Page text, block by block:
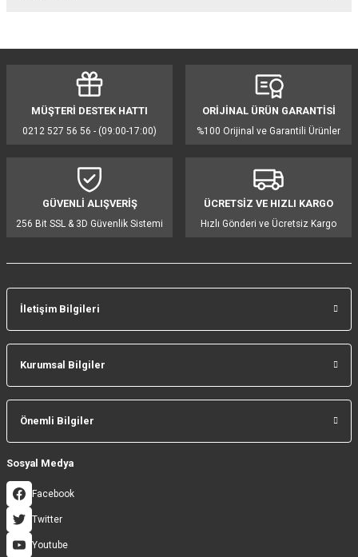
Görüş ve önerileriniz için teşekkür ederiz.
Ürün resmi kalitesiz, bozuk veya görüntülenemiyor.
Ürün açıklamasında eksik bilgiler bulunuyor.
Ürün fiyatı diğer sitelerden daha pahalı.
Bu ürüne benzer farklı alternatifler olmalı.
MÜŞTERİ DESTEK HATTI
0212 527 56 56 - (09:00-17:00)
ORİJİNAL ÜRÜN GARANTİSİ
%100 Orijinal ve Garantili Ürünler
GÜVENLİ ALIŞVERİŞ
256 Bit SSL & 3D Güvenlik Sistemi
ÜCRETSİZ VE HIZLI KARGO
Hızlı Gönderi ve Ücretsiz Kargo
İletişim Bilgileri
Kurumsal Bilgiler
Önemli Bilgiler
Sosyal Medya
Facebook
Twitter
Youtube